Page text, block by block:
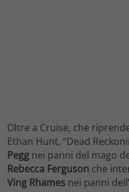
Oltre a Cruise, che
Ethan Hunt, “Dead
Pegg nei panni del mago
Rebecca Ferguson che
Ving Rhames nei panni